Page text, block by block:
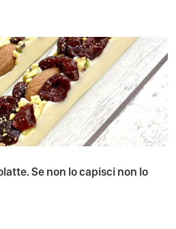
Se non lo capisci non lo